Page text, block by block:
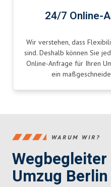
24/7 Online-
Wir verstehen, dass
sind. Deshalb können Sie
Online-Anfrage für Ihren
ein
WARUM WIR?
Umzug